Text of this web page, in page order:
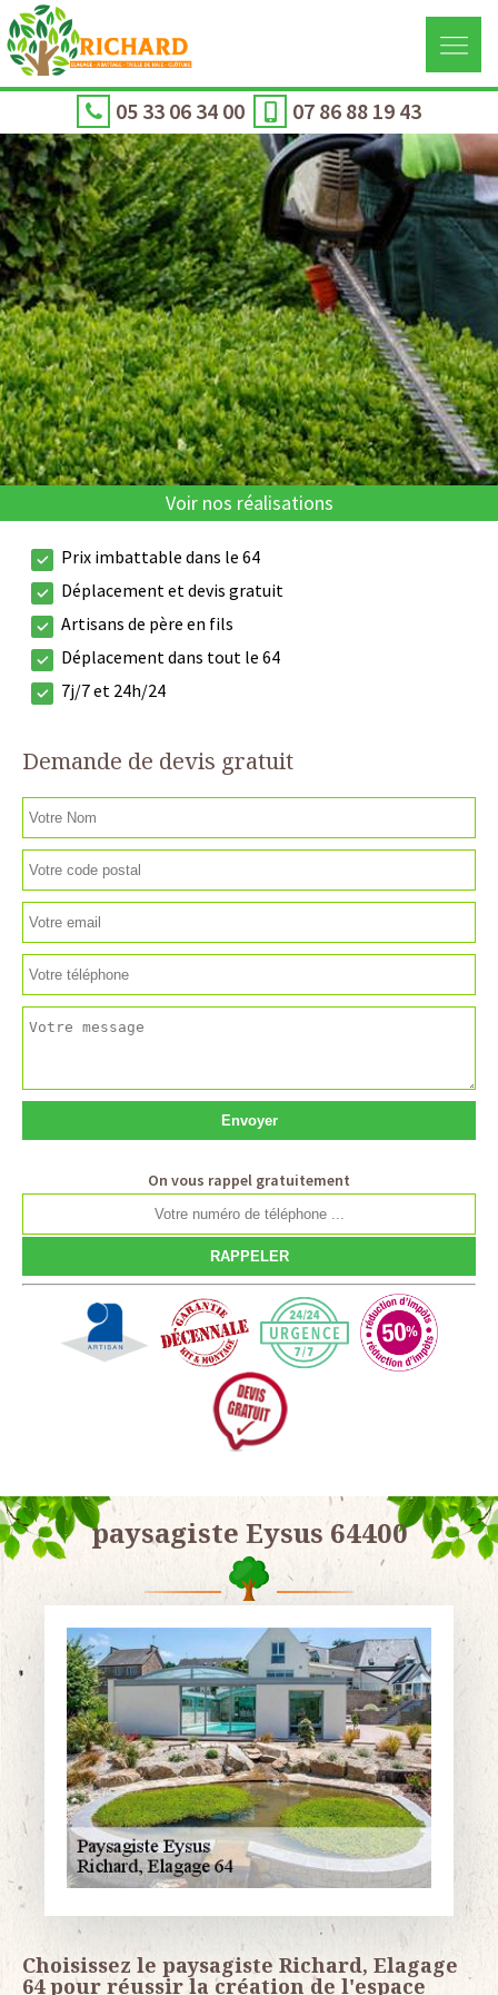
05 33 06 34 00 07 86 88 19 43
Voir nos réalisations
Prix imbattable dans le 64
Déplacement et devis gratuit
Artisans de père en fils
Déplacement dans tout le 64
7j/7 et 24h/24
Demande de devis gratuit
On vous rappel gratuitement
paysagiste Eysus 64400
Choisissez le paysagiste Richard, Elagage
64 pour réussir la création de l'espace